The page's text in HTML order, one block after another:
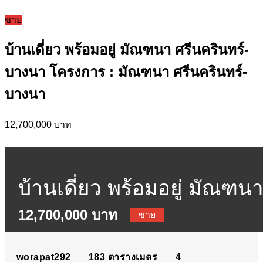
ขาย
บ้านเดี่ยว พร้อมอยู่ มัณฑนา ศรีนครินทร์-
บางนา โครงการ : มัณฑนา ศรีนครินทร์-
บางนา
12,700,000 บาท
บ้านเดี่ยว พร้อมอยู่ มัณฑนา
ศรีนครินทร์-บางนา
โครงการ : มัณฑนา
12,700,000 บาท ขาย
worapat292
183 ตารางเมตร
4